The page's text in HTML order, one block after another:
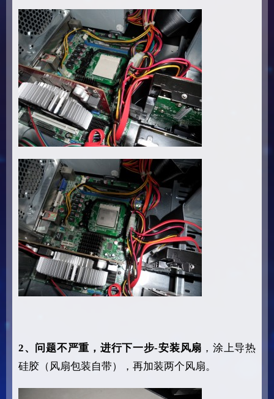
2、问题不严重，进行下一步-安装风扇 ，涂上导热
硅胶（风扇包装自带），再加装两个风扇。